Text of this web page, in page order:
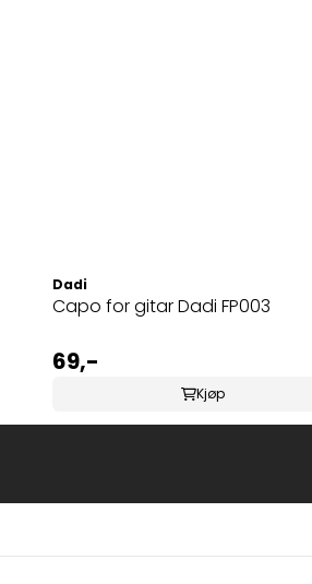
Dadi
Capo for gitar Dadi FP003
69,-
Kjøp